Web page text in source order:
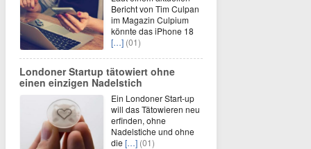
Bericht von Tim Culpan
im Magazin Culpium
könnte das iPhone 18
[…] (01)
Londoner Startup tätowiert ohne
einen einzigen Nadelstich
Ein Londoner Start-up
will das Tätowieren neu
erfinden, ohne
Nadelstiche und ohne
die […] (01)